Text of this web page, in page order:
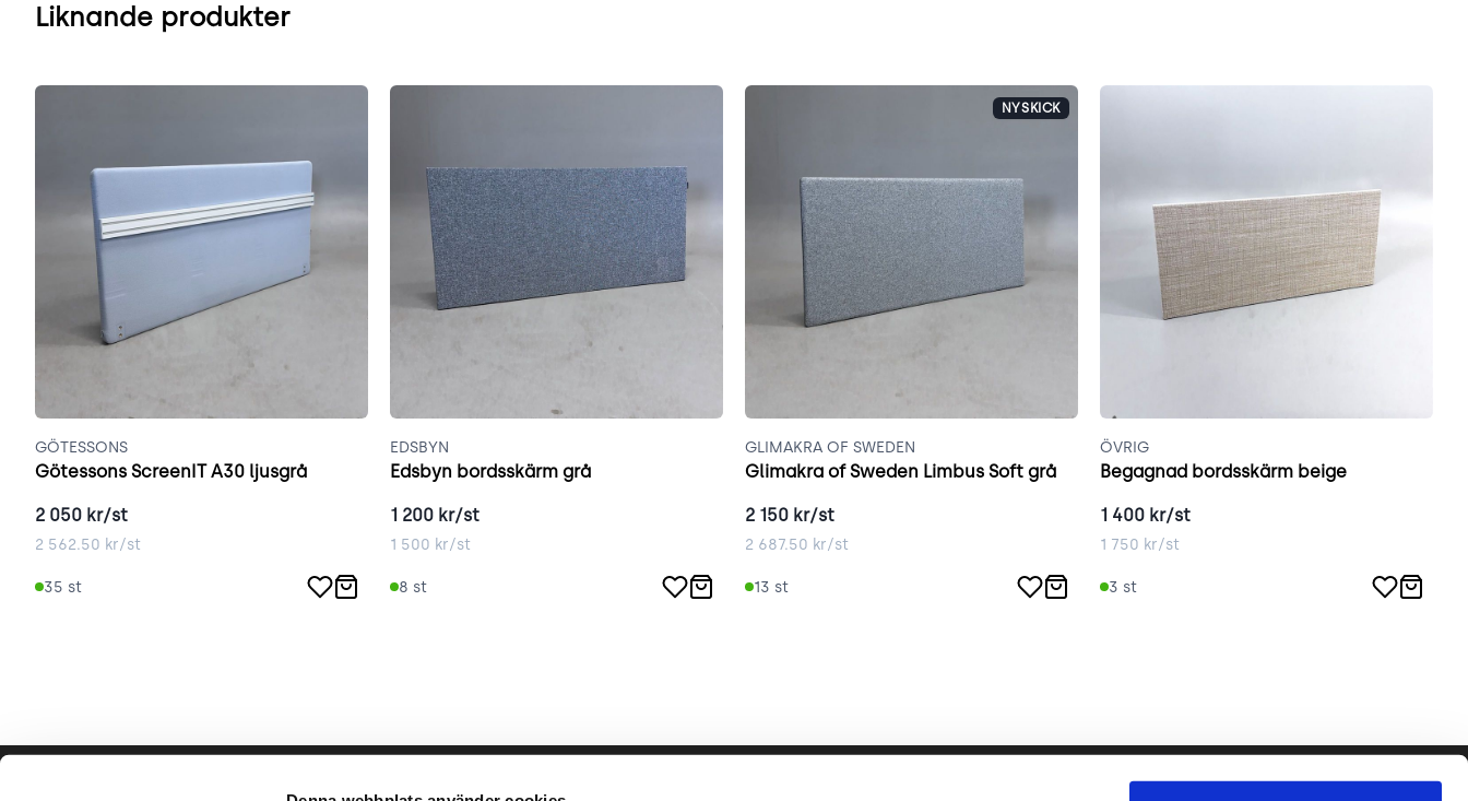
Liknande produkter
GÖTESSONS
Götessons ScreenIT A30 ljusgrå
2 050 kr/st
2 562.50 kr/st
35 st
EDSBYN
Edsbyn bordsskärm grå
1 200 kr/st
1 500 kr/st
8 st
NYSKICK
GLIMAKRA OF SWEDEN
Glimakra of Sweden Limbus Soft grå
2 150 kr/st
2 687.50 kr/st
13 st
ÖVRIG
Begagnad bordsskärm beige
1 400 kr/st
1 750 kr/st
3 st
Hjälp & support Vårt hållbara arbete